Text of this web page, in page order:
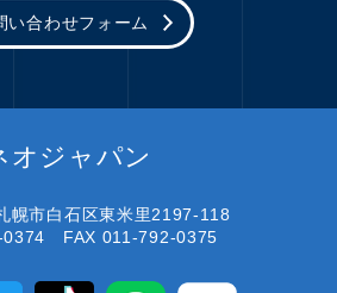
い合わせフォーム
オジャパン
幌市白石区東米里2197-118
0374 FAX 011-792-0375